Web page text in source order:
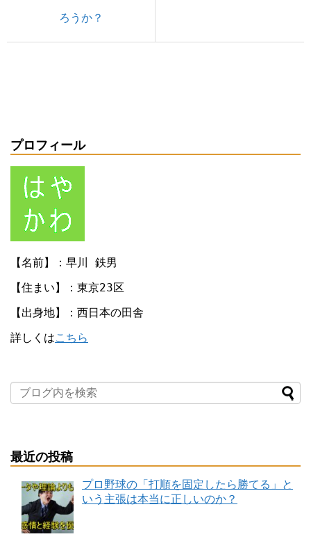
ろうか？
プロフィール
【名前】：早川 鉄男
【住まい】：東京23区
【出身地】：西日本の田舎
詳しくはこちら
最近の投稿
プロ野球の「打順を固定したら勝てる」と
いう主張は本当に正しいのか？